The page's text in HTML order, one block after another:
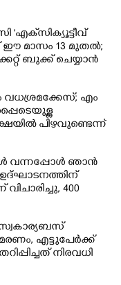
'എക്‌സിക്യൂട്ടീവ്
ഈ മാസം 13 മുതൽ;
ബുക്ക് ചെയ്യാൻ
എം
പിഴവുണ്ടെന്ന്
വന്നപ്പോൾ ഞാൻ
400
അത്'
എട്ടുപേർക്ക്
നിരവധി